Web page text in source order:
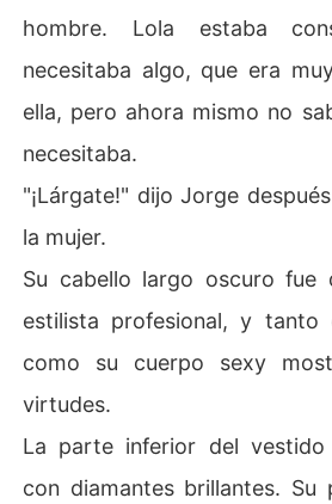
hombre. Lola estaba
necesitaba algo, que era
ella, pero ahora mismo no
necesitaba.
"¡Lárgate!" dijo Jorge
la mujer.
Su cabello largo oscuro fue
estilista profesional, y tanto
como su cuerpo sexy
virtudes.
La parte inferior del vestido
con diamantes brillantes. Su